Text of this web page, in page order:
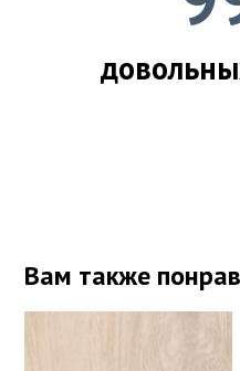
Вам также